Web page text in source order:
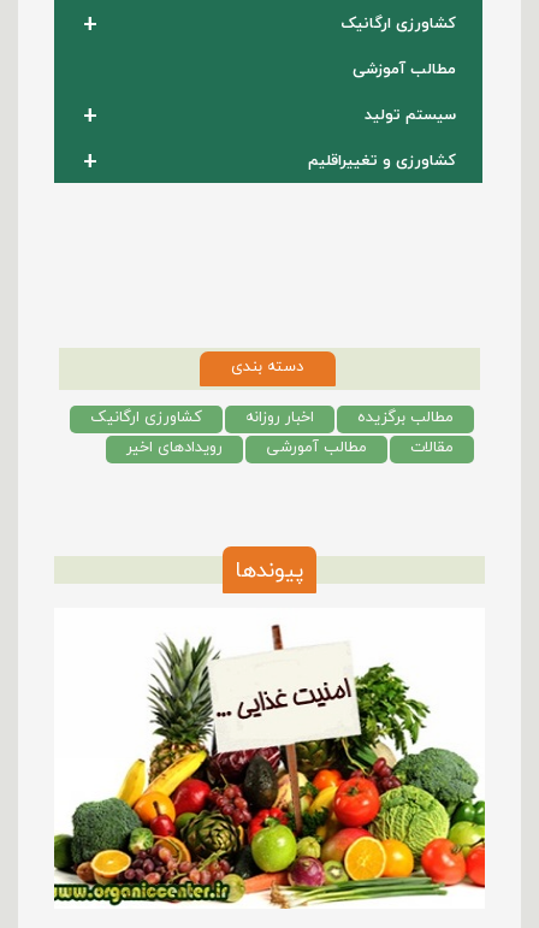
کشاورزی ارگانیک +
مطالب آموزشی
سیستم تولید
+
کشاورزی و تغییراقلیم +
دسته بندی
مطالب برگزیده
اخبار روزانه
کشاورزی ارگانیک
مقالات
مطالب آمورشی رویدادهای اخیر
پیوندها